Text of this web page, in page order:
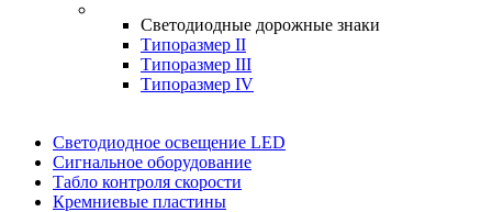
Светодиодные дорожные знаки
Типоразмер II
Типоразмер III
Типоразмер IV
Светодиодное освещение LED
Сигнальное оборудование
Табло контроля скорости
Кремниевые пластины